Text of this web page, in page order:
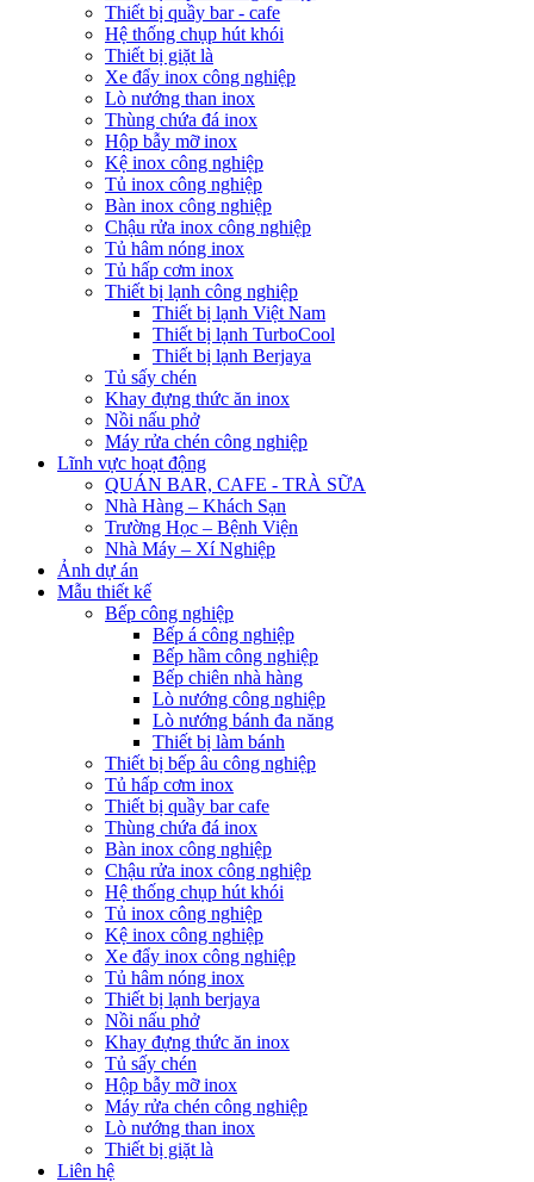
Thiết bị quầy bar - cafe
Hệ thống chụp hút khói
Thiết bị giặt là
Xe đẩy inox công nghiệp
Lò nướng than inox
Thùng chứa đá inox
Hộp bẫy mỡ inox
Kệ inox công nghiệp
Tủ inox công nghiệp
Bàn inox công nghiệp
Chậu rửa inox công nghiệp
Tủ hâm nóng inox
Tủ hấp cơm inox
Thiết bị lạnh công nghiệp
Thiết bị lạnh Việt Nam
Thiết bị lạnh TurboCool
Thiết bị lạnh Berjaya
Tủ sấy chén
Khay đựng thức ăn inox
Nồi nấu phở
Máy rửa chén công nghiệp
Lĩnh vực hoạt động
QUÁN BAR, CAFE - TRÀ SỮA
Nhà Hàng – Khách Sạn
Trường Học – Bệnh Viện
Nhà Máy – Xí Nghiệp
Ảnh dự án
Mẫu thiết kế
Bếp công nghiệp
Bếp á công nghiệp
Bếp hầm công nghiệp
Bếp chiên nhà hàng
Lò nướng công nghiệp
Lò nướng bánh đa năng
Thiết bị làm bánh
Thiết bị bếp âu công nghiệp
Tủ hấp cơm inox
Thiết bị quầy bar cafe
Thùng chứa đá inox
Bàn inox công nghiệp
Chậu rửa inox công nghiệp
Hệ thống chụp hút khói
Tủ inox công nghiệp
Kệ inox công nghiệp
Xe đẩy inox công nghiệp
Tủ hâm nóng inox
Thiết bị lạnh berjaya
Nồi nấu phở
Khay đựng thức ăn inox
Tủ sấy chén
Hộp bẫy mỡ inox
Máy rửa chén công nghiệp
Lò nướng than inox
Thiết bị giặt là
Liên hệ